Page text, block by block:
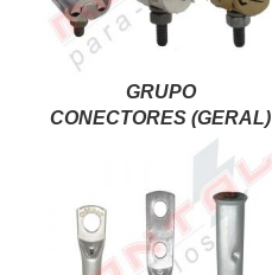
GRUPO
CONECTORES (GERAL)